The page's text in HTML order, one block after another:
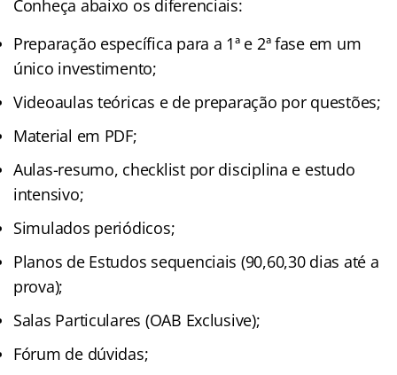
Conheça abaixo os diferenciais:
Preparação específica para a 1ª e 2ª fase em um
único investimento;
Videoaulas teóricas e de preparação por questões;
Material em PDF;
Aulas-resumo, checklist por disciplina e estudo
intensivo;
Simulados periódicos;
Planos de Estudos sequenciais (90,60,30 dias até a
prova);
Salas Particulares (OAB Exclusive);
Fórum de dúvidas;